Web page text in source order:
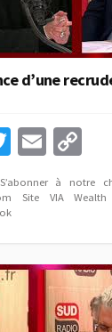
d’une
T
wi
tt
er
E
m
ai
o
p
Li
n
k
à notre
Site VIA